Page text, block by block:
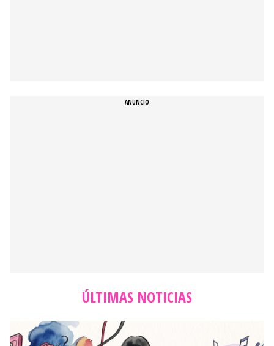
ÚLTIMAS NOTICIAS